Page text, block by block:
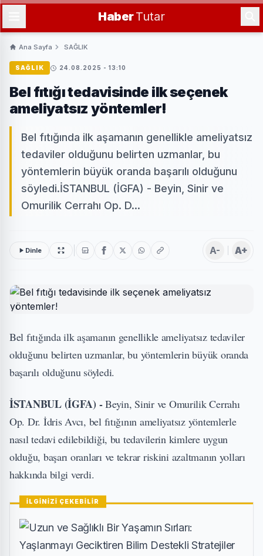
HaberTutar
Ana Sayfa SAĞLIK
SAĞLIK 24.08.2025 - 13:10
Bel fıtığı tedavisinde ilk seçenek
ameliyatsız yöntemler!
Bel fıtığında ilk aşamanın genellikle ameliyatsız
tedaviler olduğunu belirten uzmanlar, bu
yöntemlerin büyük oranda başarılı olduğunu
söyledi.İSTANBUL (İGFA) - Beyin, Sinir ve
Omurilik Cerrahı Op. D...
Dinle A- A+
Bel fıtığında ilk aşamanın genellikle ameliyatsız tedaviler
olduğunu belirten uzmanlar, bu yöntemlerin büyük oranda
başarılı olduğunu söyledi.
İSTANBUL (İGFA) -Beyin, Sinir ve Omurilik Cerrahı
Op. Dr. İdris Avcı, bel fıtığının ameliyatsız yöntemlerle
nasıl tedavi edilebildiği, bu tedavilerin kimlere uygun
olduğu, başarı oranları ve tekrar riskini azaltmanın yolları
hakkında bilgi verdi.
İLGİNİZİ ÇEKEBİLİR